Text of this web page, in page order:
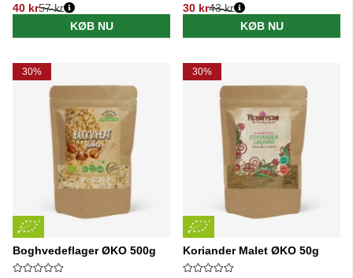
40 kr
Normalpris:
57 kr
KØB NU
30 kr
Normalpris:
43 kr
KØB NU
30%
Boghvedeflager ØKO 500g
30%
Koriander Malet ØKO 50g